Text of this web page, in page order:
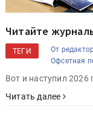
Читайте
ТЕГИ От
Офсетная
Вот и наступил
Читать далее